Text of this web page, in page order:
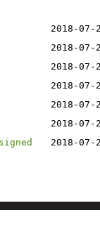
2018-07-
2018-07-
2018-07-
2018-07-
2018-07-
2018-07-
2018-07-